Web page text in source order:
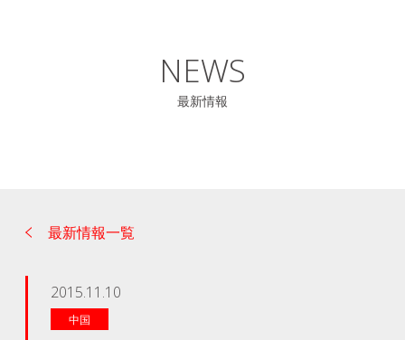
NEWS
最新情報
最新情報一覧
2015.11.10
中国